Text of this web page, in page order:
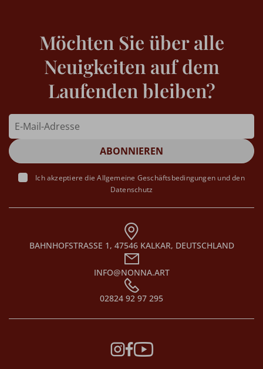
Möchten Sie über alle
Neuigkeiten auf dem
Laufenden bleiben?
Ich akzeptiere dieAllgemeine Geschäftsbedingungen und den
Datenschutz
BAHNHOFSTRASSE 1, 47546 KALKAR, DEUTSCHLAND
INFO@NONNA.ART
02824 92 97 295